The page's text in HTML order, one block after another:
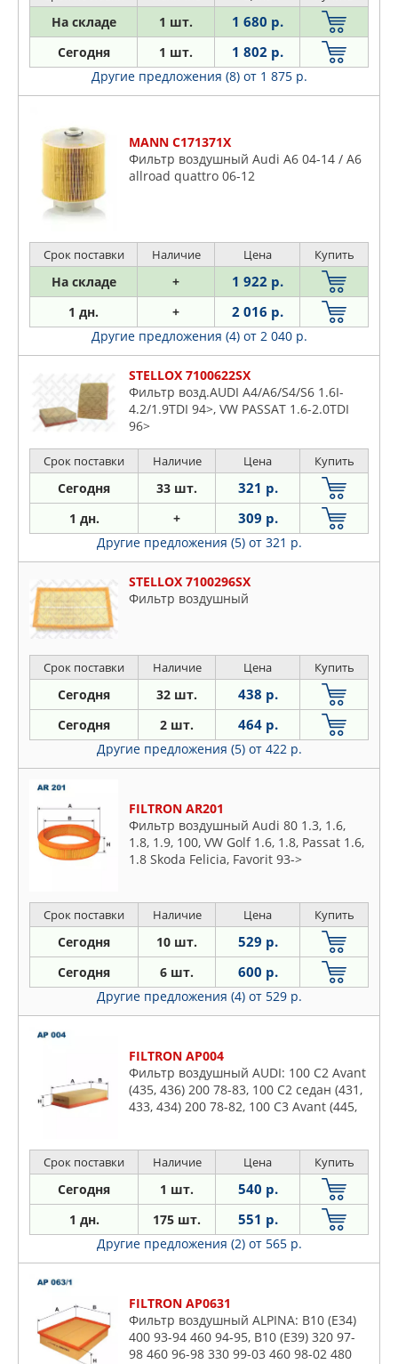
На складе 1 шт. 1 680 р.
Сегодня 1 шт. 1 802 р.
Другие предложения (8) от 1 875 р.
MANN C171371X
Фильтр воздушный Audi A6 04-14 / A6
allroad quattro 06-12
Срок поставки Наличие Цена Купить
На складе + 1 922 р.
1 дн. + 2 016 р.
Другие предложения (4) от 2 040 р.
STELLOX 7100622SX
Фильтр возд.AUDI A4/A6/S4/S6 1.6I-
4.2/1.9TDI 94>, VW PASSAT 1.6-2.0TDI
96>
Срок поставки Наличие Цена Купить
Сегодня 33 шт. 321 р.
1 дн. + 309 р.
Другие предложения (5) от 321 р.
STELLOX 7100296SX
Фильтр воздушный
Срок поставки Наличие Цена Купить
Сегодня 32 шт. 438 р.
Сегодня 2 шт. 464 р.
Другие предложения (5) от 422 р.
FILTRON AR201
Фильтр воздушный Audi 80 1.3, 1.6,
1.8, 1.9, 100, VW Golf 1.6, 1.8, Passat 1.6,
1.8 Skoda Felicia, Favorit 93->
Срок поставки Наличие Цена Купить
Сегодня 10 шт. 529 р.
Сегодня 6 шт. 600 р.
Другие предложения (4) от 529 р.
FILTRON AP004
Фильтр воздушный AUDI: 100 C2 Avant
(435, 436) 200 78-83, 100 C2 седан (431,
433, 434) 200 78-82, 100 C3 Avant (445,
Срок поставки Наличие Цена Купить
Сегодня 1 шт. 540 р.
1 дн. 175 шт. 551 р.
Другие предложения (2) от 565 р.
FILTRON AP0631
Фильтр воздушный ALPINA: B10 (E34)
400 93-94 460 94-95, B10 (E39) 320 97-
98 460 96-98 330 99-03 460 98-02 480